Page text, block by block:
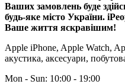
Ваших замовлень буде
будь-яке місто України.
Ваше життя яскравішим!
Apple iPhone, Apple Watch,
акустика, аксесуари,
Mon - Sun: 10:00 - 19:00